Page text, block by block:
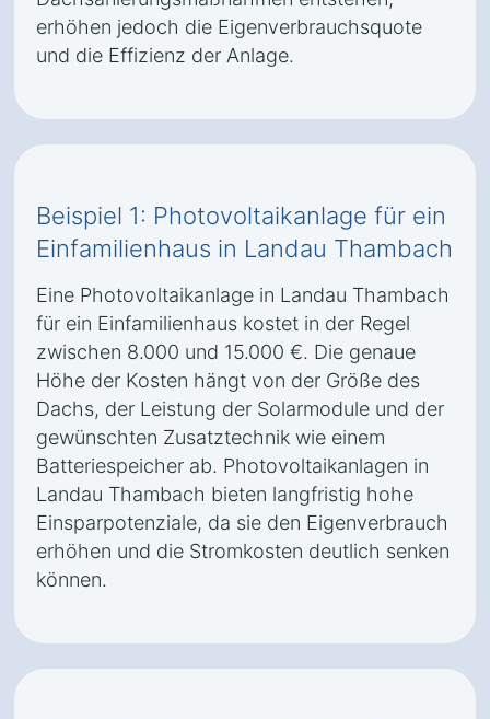
erhöhen jedoch die Eigenverbrauchsquote
und die Effizienz der Anlage.
Beispiel 1: Photovoltaikanlage für ein
Einfamilienhaus in Landau Thambach
Eine Photovoltaikanlage in Landau Thambach
für ein Einfamilienhaus kostet in der Regel
zwischen 8.000 und 15.000 €. Die genaue
Höhe der Kosten hängt von der Größe des
Dachs, der Leistung der Solarmodule und der
gewünschten Zusatztechnik wie einem
Batteriespeicher ab. Photovoltaikanlagen in
Landau Thambach bieten langfristig hohe
Einsparpotenziale, da sie den Eigenverbrauch
erhöhen und die Stromkosten deutlich senken
können.